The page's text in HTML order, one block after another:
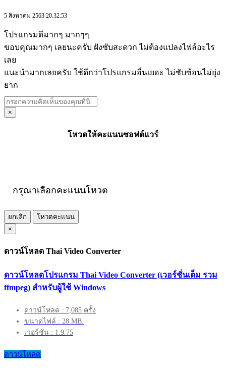
5 สิงหาคม 2563 20:32:53
โปรแกรมดีมากๆ มากๆๆ
ขอบคุณมากๆ เลยนะครับ ฝังซับสะดวก ไม่ต้องแปลงไฟล์อะไร
เลย
แนะนำมากเลยครับ ใช้ดีกว่าโปรแกรมอื่นเยอะ ไม่ซับซ้อนไม่ยุ่ง
ยาก
×
โหวตให้คะแนนซอฟต์แวร์
กรุณาเลือกคะแนนโหวต
ยกเลิก
โหวตคะแนน
×
ดาวน์โหลด Thai Video Converter
ดาวน์โหลดโปรแกรม Thai Video Converter (เวอร์ชั่นเต็ม รวม
ffmpeg) สำหรับผู้ใช้ Windows
ดาวน์โหลด : 7,085 ครั้ง
ขนาดไฟล์ : 28 MB.
เวอร์ชัน : 1.9.75
ดาวน์โหลด